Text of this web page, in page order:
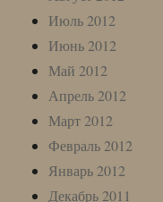
Июль 2012
Июнь 2012
Май 2012
Апрель 2012
Март 2012
Февраль 2012
Январь 2012
Декабрь 2011